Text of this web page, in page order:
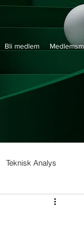
Teknisk Analys
Buy and Hold
Bli medlem